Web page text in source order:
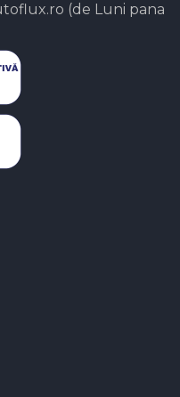
(de Luni pana